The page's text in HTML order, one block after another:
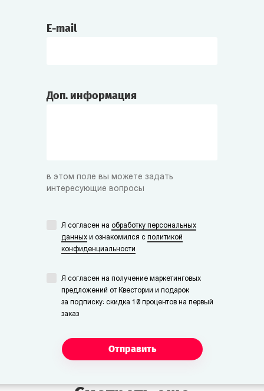
и отравителей.
сокровища, ром и чёрный юмор.
Соратник Чёрной Руки. Мрачный и
нелюдимый, зато очень преданный
Пещерные люди. Немногословны, но
Сотрудники и посетители
E-mail
Доп. информация
в этом поле вы можете задать
интересующие вопросы
Я согласен на обработку персональных
данных и ознакомился с политикой
конфиденциальности
Я согласен на получение маркетинговых
предложений от Квестории и подарок
за подписку: скидка 10 процентов на первый
заказ
Отправить